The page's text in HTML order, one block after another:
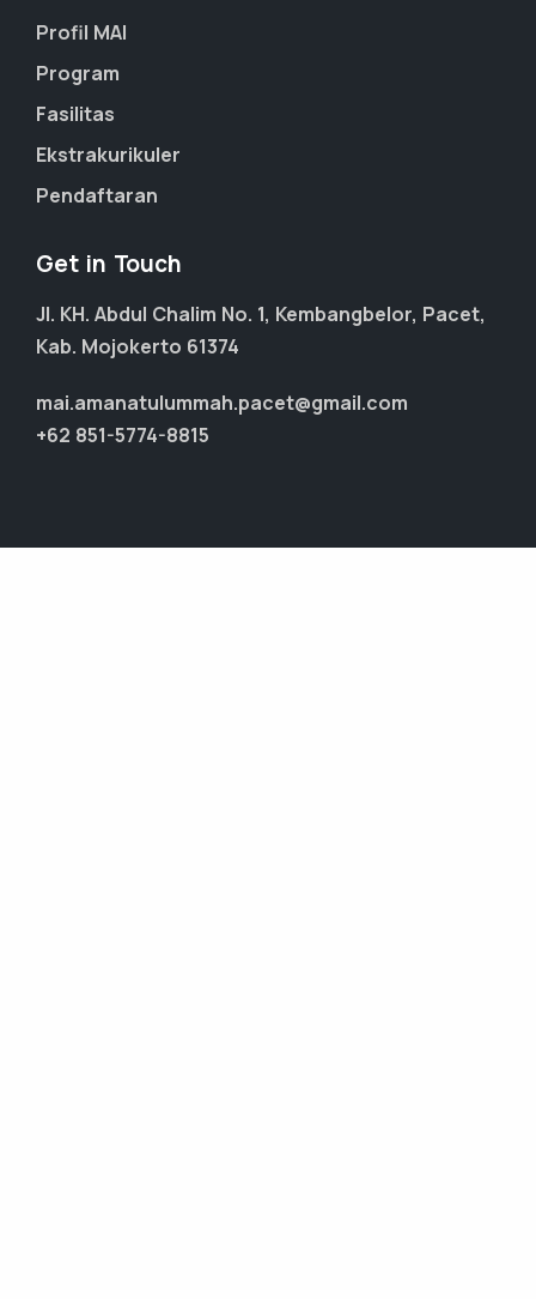
Profil MAI
Program
Fasilitas
Ekstrakurikuler
Pendaftaran
Get in Touch
Jl. KH. Abdul Chalim No. 1, Kembangbelor, Pacet,
Kab. Mojokerto 61374
mai.amanatulummah.pacet@gmail.com
+62 851-5774-8815